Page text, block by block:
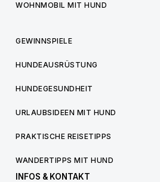
WOHNMOBIL MIT HUND
GEWINNSPIELE
HUNDEAUSRÜSTUNG
HUNDEGESUNDHEIT
URLAUBSIDEEN MIT HUND
PRAKTISCHE REISETIPPS
WANDERTIPPS MIT HUND
INFOS & KONTAKT